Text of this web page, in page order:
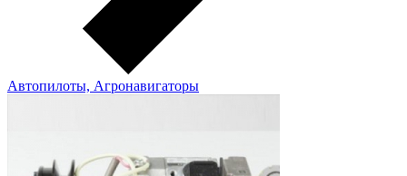
Автопилоты, Агронавигаторы